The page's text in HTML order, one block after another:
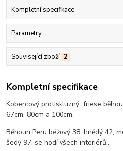
Kompletní specifikace
Parametry
Související zboží 2
Kompletní specifikace
Kobercový protiskluzný friese
67cm, 80cm a 100cm.
Běhoun Peru béžový 38, hnědý 42,
šedý 97, se hodí všech interiérů...